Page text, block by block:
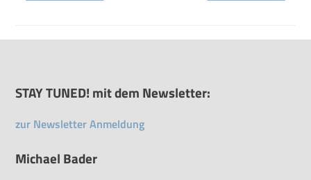
STAY TUNED! mit dem Newsletter:
zur Newsletter Anmeldung
Michael Bader